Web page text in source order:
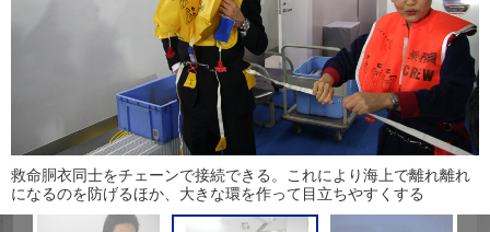
救命胴衣同士をチェーンで接続できる。これにより海上で離れ離れ
になるのを防げるほか、大きな環を作って目立ちやすくする